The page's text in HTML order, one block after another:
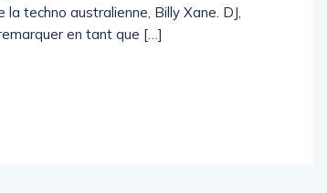
techno australienne, Billy Xane. DJ,
en tant que […]